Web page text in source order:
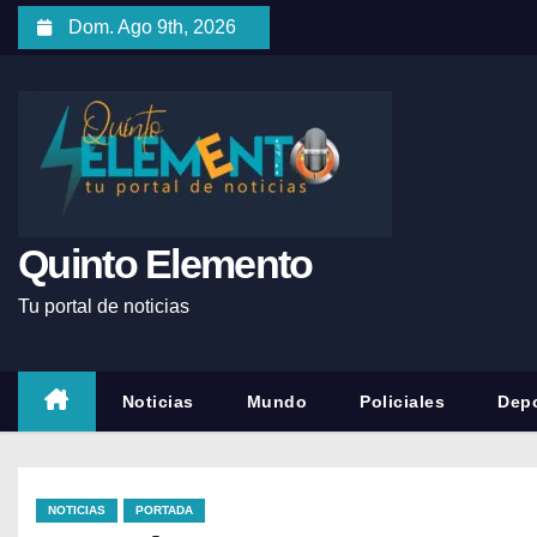
Dom. Ago 9th, 2026
Quinto Elemento
Tu portal de noticias
Noticias Mundo Policiales
NOTICIAS PORTADA